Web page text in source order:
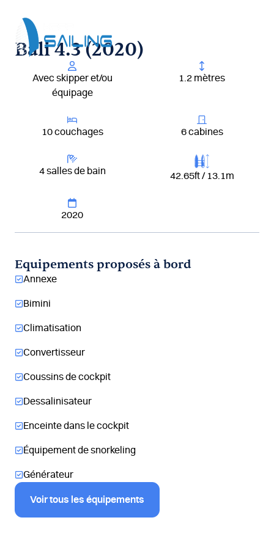
contenu
Bali 4.3 (2020)
Avec skipper et/ou
équipage
1.2 mètres
10 couchages 6 cabines
4 salles de bain 42.65ft / 13.1m
2020
Equipements proposés à bord
Annexe
Bimini
Climatisation
Convertisseur
Coussins de cockpit
Dessalinisateur
Enceinte dans le cockpit
Équipement de snorkeling
Générateur
Voir tous les équipements